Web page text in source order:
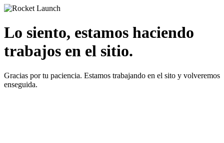
Lo siento, estamos haciendo
trabajos en el sitio.
Gracias por tu paciencia. Estamos trabajando en el sito y volveremos
enseguida.